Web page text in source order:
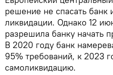
решение не спасать банк
ликвидации. Однако 12
разрешила банку начать
В 2020 году банк
95% требований, к 2023
самоликвидацию.